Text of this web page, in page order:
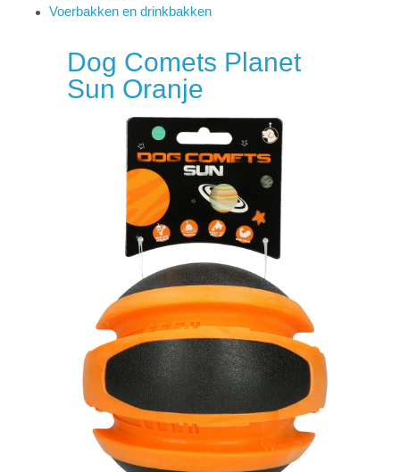
Voerbakken en drinkbakken
Dog Comets Planet
Sun Oranje